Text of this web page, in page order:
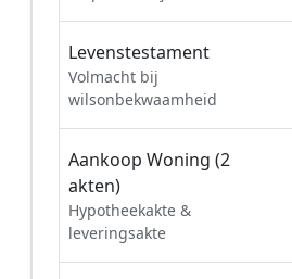
Levenstestament
Volmacht bij
wilsonbekwaamheid
Aankoop Woning (2
akten)
Hypotheekakte &
leveringsakte